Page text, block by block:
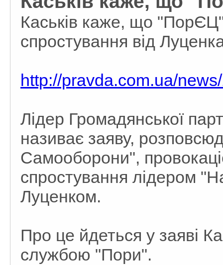
Каськів каже, що "ПорЄЦ"
спростування від
http://pravda.com.ua/
Лідер Громадянської
називає заяву,
Самооборони",
спростування лідером
Луценком.
Про це йдеться у заяві
службою "Пори".